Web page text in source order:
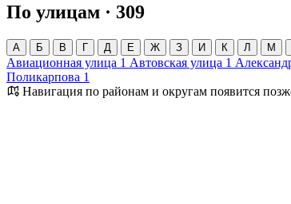
По улицам · 309
А Б В Г Д Е Ж З И К Л М
Авиационная улица 1 Автовская улица 1
Поликарпова 1
Навигация по районам и округам появится